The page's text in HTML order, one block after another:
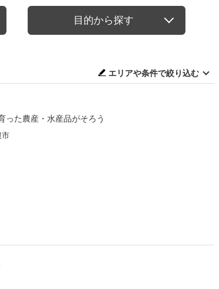
目的から探す
エリアや条件で絞り込む
った農産・水産品がそろう
市